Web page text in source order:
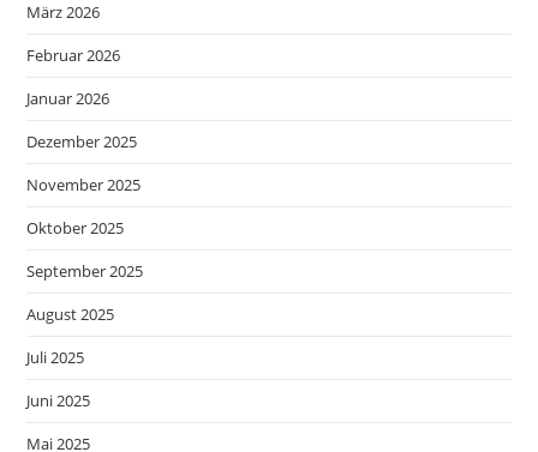
März 2026
Februar 2026
Januar 2026
Dezember 2025
November 2025
Oktober 2025
September 2025
August 2025
Juli 2025
Juni 2025
Mai 2025